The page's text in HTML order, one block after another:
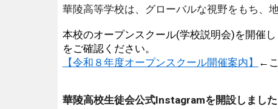
華陵高等学校は、グローバルな視野をもち、
本校のオープンスクール(学校説明会)を開催
をご確認ください。
【令和８年度オープンスクール開催案内】
←
華陵高校生徒会公式Instagramを開設しまし